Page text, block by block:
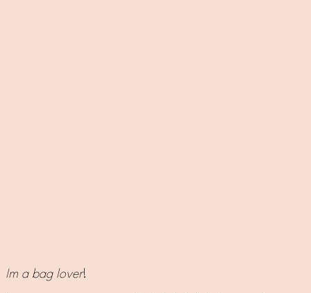
Im a bag lover!